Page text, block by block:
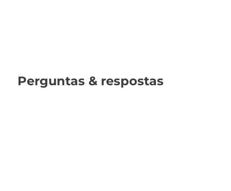
Perguntas & respostas